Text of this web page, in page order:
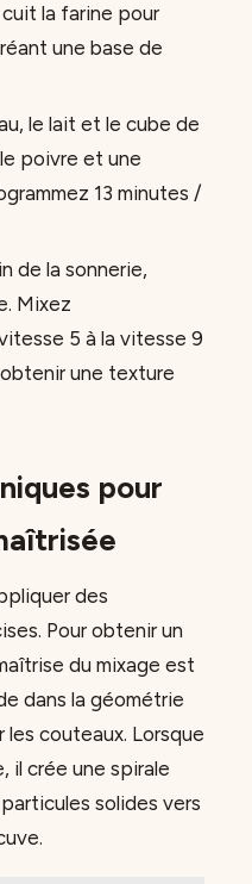
la farine pour
une base de
le lait et le cube de
poivre et une
13 minutes /
de la sonnerie,
Mixez
5 à la vitesse 9
une texture
pour
des
Pour obtenir un
du mixage est
dans la géométrie
couteaux. Lorsque
il crée une spirale
solides vers